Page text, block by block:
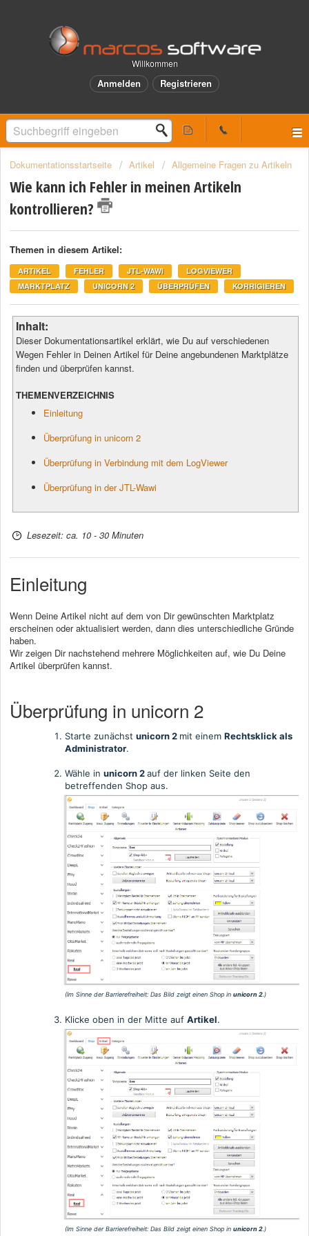
Willkommen
Anmelden Registrieren
Dokumentationsstartseite Artikel Allgemeine Fragen zu Artikeln
Wie kann ich Fehler in meinen Artikeln
kontrollieren?
Themen in diesem Artikel:
ARTIKEL FEHLER JTL-WAWI
LOGVIEWER
MARKTPLATZ
UNICORN 2 ÜBERPRÜFEN KORRIGIEREN
Inhalt:
Dieser Dokumentationsartikel erklärt, wie Du auf verschiedenen
Wegen Fehler in Deinen Artikel für Deine angebundenen Marktplätze
finden und überprüfen kannst.
THEMENVERZEICHNIS
Einleitung
Überprüfung in unicorn 2
Überprüfung in Verbindung mit dem LogViewer
Überprüfung in der JTL-Wawi
Lesezeit: ca. 10 - 30 Minuten
Einleitung
Wenn Deine Artikel nicht auf dem von Dir gewünschten Marktplatz
erscheinen oder aktualisiert werden, dann dies unterschiedliche Gründe
haben.
Wir zeigen Dir nachstehend mehrere Möglichkeiten auf, wie Du Deine
Artikel überprüfen kannst.
Überprüfung in unicorn 2
Starte zunächst unicorn 2 mit einem Rechtsklick als
Administrator.
Wähle in unicorn 2auf der linken Seite den
betreffenden Shop aus.
(Im Sinne der Barrierefreiheit: Das Bild zeigt einen Shop in unicorn 2 .)
Klicke oben in der Mitte auf Artikel.
(Im Sinne der Barrierefreiheit: Das Bild zeigt einen Shop in unicorn 2 .)